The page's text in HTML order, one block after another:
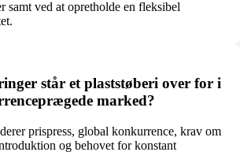
samt ved at opretholde en fleksibel
står et plaststøberi over for i
marked?
prispress, global konkurrence, krav om
og behovet for konstant